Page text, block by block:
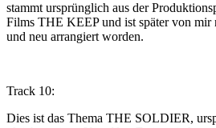
stammt ursprünglich aus der
Films THE KEEP und ist später von mir
und neu arrangiert worden.
Track 10:
Dies ist das Thema THE SOLDIER,